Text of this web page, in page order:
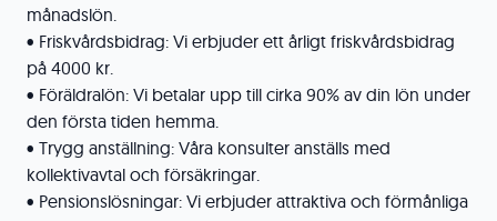
månadslön.
• Friskvårdsbidrag: Vi erbjuder ett årligt friskvårdsbidrag
på 4000 kr.
• Föräldralön: Vi betalar upp till cirka 90% av din lön under
den första tiden hemma.
• Trygg anställning: Våra konsulter anställs med
kollektivavtal och försäkringar.
• Pensionslösningar: Vi erbjuder attraktiva och förmånliga